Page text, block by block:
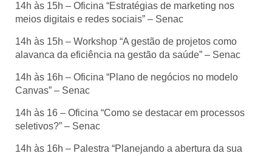
14h às 15h – Oficina “Estratégias de marketing nos
meios digitais e redes sociais” – Senac
14h às 15h – Workshop “A gestão de projetos como
alavanca da eficiência na gestão da saúde” – Senac
14h às 16h – Oficina “Plano de negócios no modelo
Canvas” – Senac
14h às 16 – Oficina “Como se destacar em processos
seletivos?” – Senac
14h às 16h – Palestra “Planejando a abertura da sua